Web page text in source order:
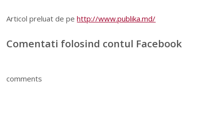
Articol preluat de pehttp://www.publika.md/
Comentati folosind contul Facebook
comments